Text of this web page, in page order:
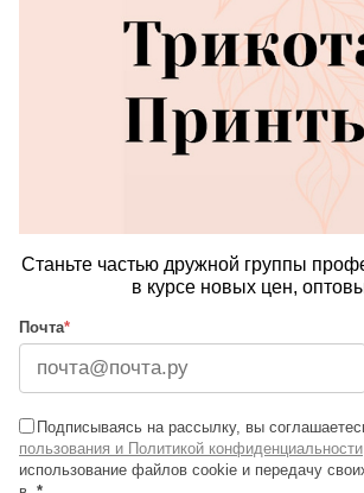
Станьте частью дружной группы
в курсе новых цен,
Почта*
Подписываясь на рассылку, вы
пользования и Политикой конфиденциальности
использование файлов cookie и передачу